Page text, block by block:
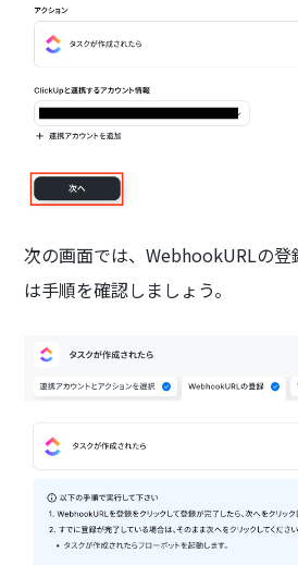
次の画面では、WebhookURLの登
は手順を確認しましょう。